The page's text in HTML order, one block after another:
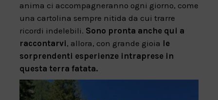
anima ci accompagneranno ogni giorno, come
una cartolina sempre nitida da cui trarre
ricordi indelebili. Sono pronta anche qui a
raccontarvi, allora, con grande gioia le
sorprendenti esperienze intraprese in
questa terra fatata.